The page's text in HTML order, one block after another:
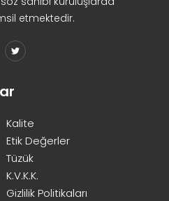
etmektedir.
Kalite
Etik Değerler
Tüzük
K.V.K.K.
Gizlilik Politikaları